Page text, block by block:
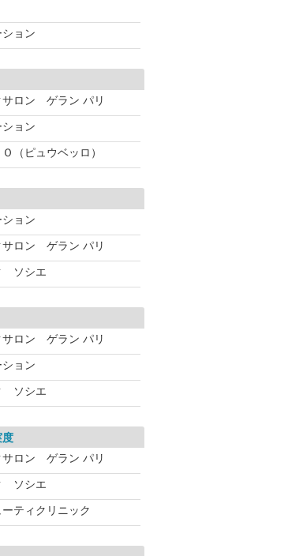
ョン
サロン ゲラン パリ
ョン
（ピュウベッロ）
ョン
サロン ゲラン パリ
ソシエ
サロン ゲラン パリ
ョン
ソシエ
度
サロン ゲラン パリ
ソシエ
ティクリニック